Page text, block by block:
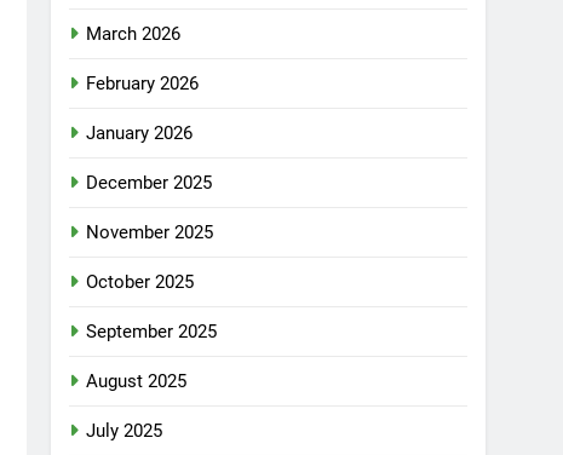
March 2026
February 2026
January 2026
December 2025
November 2025
October 2025
September 2025
August 2025
July 2025